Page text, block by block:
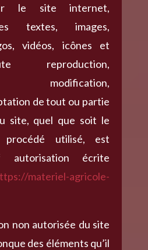
le site internet,
textes, images,
vidéos, icônes et
reproduction,
modification,
de tout ou partie
site, quel que soit le
utilisé, est
autorisation écrite
materiel-agricole-
non autorisée du site
des éléments qu’il